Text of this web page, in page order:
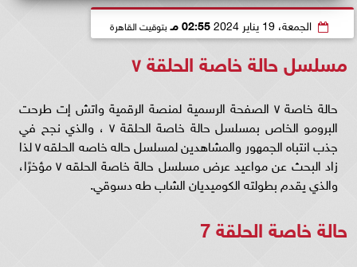
الجمعة، 19 يناير 2024 02:55 مـ بتوقيت القاهرة
مسلسل حالة خاصة الحلقة ٧
حالة خاصة ٧ الصفحة الرسمية لمنصة الرقمية واتش إت طرحت
البرومو الخاص بمسلسل حالة خاصة الحلقة ٧ ، والذي نجح في
جذب انتباه الجمهور والمشاهدين لمسلسل حاله خاصه الحلقه ٧ لذا
زاد البحث عن مواعيد عرض مسلسل حالة خاصة الحلقه ٧ مؤخرًا،
والذي يقدم بطولته الكوميديان الشاب طه دسوقي.
حالة خاصة الحلقة 7